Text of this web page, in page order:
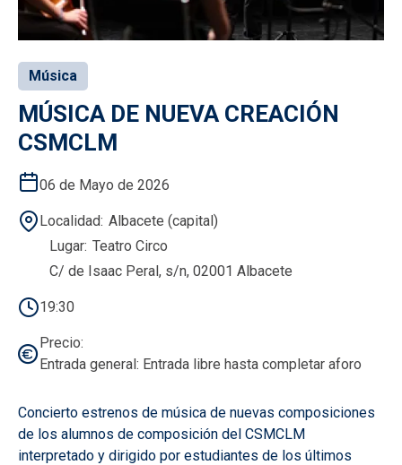
Música
MÚSICA DE NUEVA CREACIÓN
CSMCLM
06 de Mayo de 2026
Localidad Albacete (capital)
Lugar Teatro Circo
C/ de Isaac Peral, s/n, 02001 Albacete
19:30
Precio
Entrada general: Entrada libre hasta completar aforo
Concierto estrenos de música de nuevas composiciones
de los alumnos de composición del CSMCLM
interpretado y dirigido por estudiantes de los últimos